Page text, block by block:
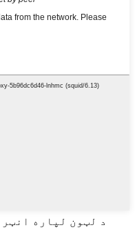
د لټون لپاره انټر